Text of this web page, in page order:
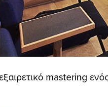
mastering